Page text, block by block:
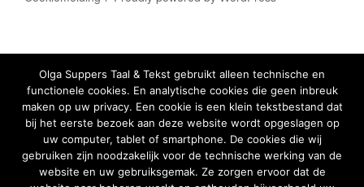
Olga Suppers Taal & Tekst gebruikt alleen technische en
functionele cookies. En analytische cookies die geen inbreuk
maken op uw privacy. Een cookie is een klein tekstbestand dat
bij het eerste bezoek aan deze website wordt opgeslagen op
uw computer, tablet of smartphone. De cookies die wij
gebruiken zijn noodzakelijk voor de technische werking van de
website en uw gebruiksgemak. Ze zorgen ervoor dat de